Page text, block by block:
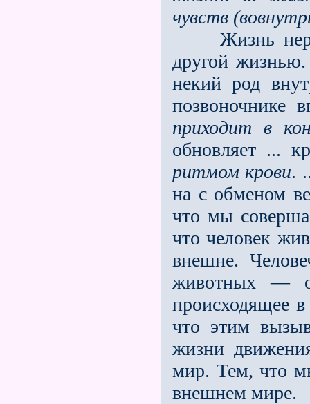
чувств
Жизнь
другой
некий род
позвоночнике
приходит в
обновляет ...
ритмом крови.
на с обменом
что мы
что человек
внешне.
животных —
происходящее
что этим
жизни
мир. Тем, что
внешнем мире.